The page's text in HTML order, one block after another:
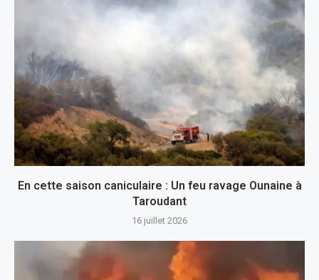
En cette saison caniculaire : Un feu ravage Ounaine à
Taroudant
16 juillet 2026